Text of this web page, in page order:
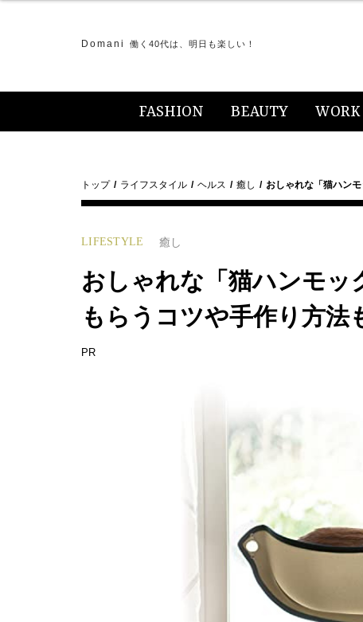
Domani 働く40代は、明日も楽しい！
FASHION BEAUTY WORK
トップ ライフスタイル ヘルス 癒し おしゃれな「猫ハン
LIFESTYLE 癒し
おしゃれな「猫ハンモッ
もらうコツや手作り方法
PR